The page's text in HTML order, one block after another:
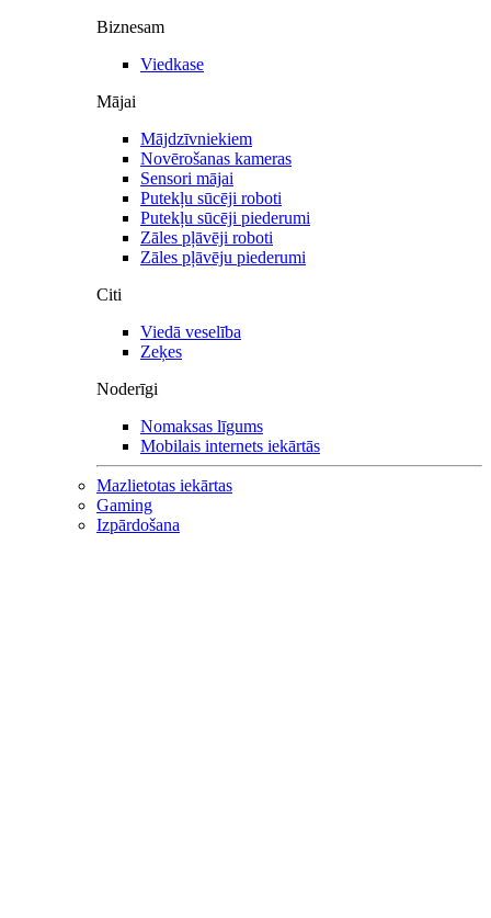
Biznesam
Viedkase
Mājai
Mājdzīvniekiem
Novērošanas kameras
Sensori mājai
Putekļu sūcēji roboti
Putekļu sūcēji piederumi
Zāles pļāvēji roboti
Zāles pļāvēju piederumi
Citi
Viedā veselība
Zeķes
Noderīgi
Nomaksas līgums
Mobilais internets iekārtās
Mazlietotas iekārtas
Gaming
Izpārdošana